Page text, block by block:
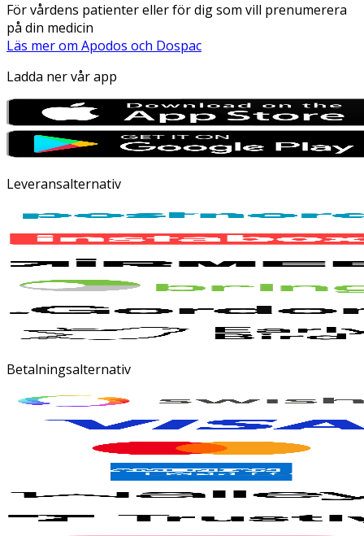
För vårdens patienter eller för dig som vill prenumerera
på din medicin
Läs mer om Apodos och Dospac
Ladda ner vår app
Leveransalternativ
Betalningsalternativ